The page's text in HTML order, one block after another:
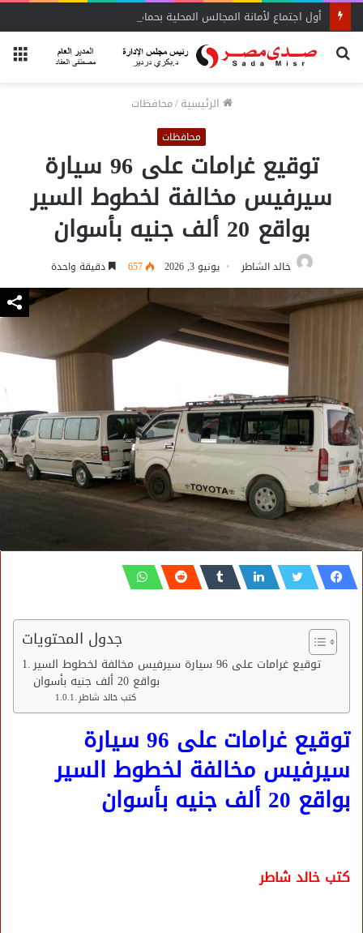
بحث
الرئيسية/محافظات
محافظات
توقيع غرامات على 96 سيارة
سيرفيس مخالفة لخطوط السير
بواقع 20 ألف جنيه بأسوان
خالد الشاطر يونيو 3, 2026 657 دقيقة واحدة
جدول المحتويات
توقيع غرامات على 96 سيارة سيرفيس مخالفة لخطوط السير
بواقع 20 ألف جنيه بأسوان
كتب خالد شاطر
توقيع غرامات على 96 سيارة
سيرفيس مخالفة لخطوط السير
بواقع 20 ألف جنيه بأسوان
كتب خالد شاطر